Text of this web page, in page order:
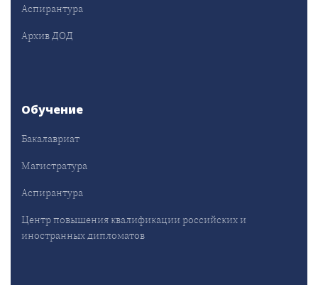
Аспирантура
Архив ДОД
Обучение
Бакалавриат
Магистратура
Аспирантура
Центр повышения квалификации российских и
иностранных дипломатов